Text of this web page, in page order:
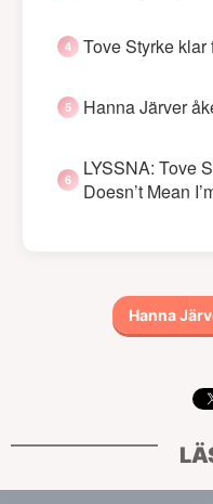
Tove Styrke
Hanna Järver
LYSSNA: Tove
Doesn’t Mean
Hanna